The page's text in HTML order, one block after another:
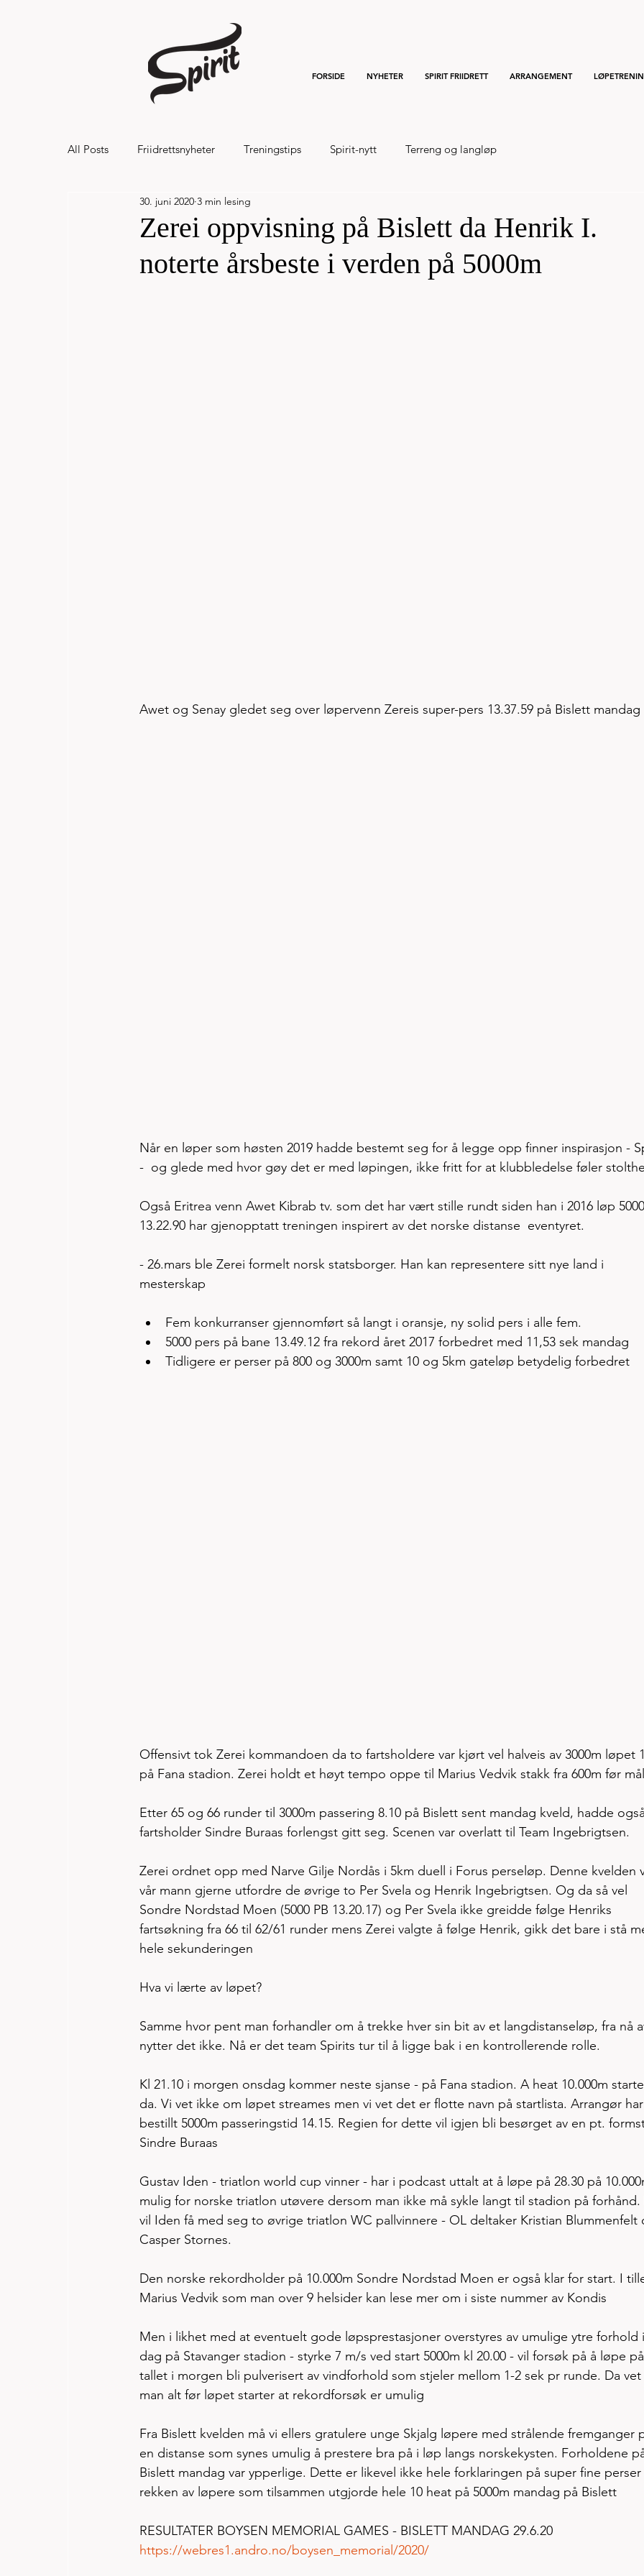
FORSIDE NYHETER SPIRIT FRIIDRETT ARRANGEMENT
All Posts Friidrettsnyheter Treningstips Spirit-nytt Terreng og langløp
Hålandsvannet halvmaraton og 7km 20
Zerei oppvisning på Bislett da Henrik I.
noterte årsbeste i verden på 5000m
30. juni 2020 3 min lesing
Awet og Senay gledet seg over løpervenn Zereis super-pers 13.37.59 på Bislett mandag
Når en løper som høsten 2019 hadde bestemt seg for å legge opp finner inspirasjon -
-  og glede med hvor gøy det er med løpingen, ikke fritt for at klubbledelse føler
Også Eritrea venn Awet Kibrab tv. som det har vært stille rundt siden han i 2016 løp
13.22.90 har gjenopptatt treningen inspirert av det norske distanse  eventyret.
- 26.mars ble Zerei formelt norsk statsborger. Han kan representere sitt nye land i
mesterskap
Fem konkurranser gjennomført så langt i oransje, ny solid pers i alle fem.
5000 pers på bane 13.49.12 fra rekord året 2017 forbedret med 11,53 sek mandag
Tidligere er perser på 800 og 3000m samt 10 og 5km gateløp betydelig forbedret
Offensivt tok Zerei kommandoen da to fartsholdere var kjørt vel halveis av 3000m løpet
på Fana stadion. Zerei holdt et høyt tempo oppe til Marius Vedvik stakk fra 600m før
Etter 65 og 66 runder til 3000m passering 8.10 på Bislett sent mandag kveld, hadde
fartsholder Sindre Buraas forlengst gitt seg. Scenen var overlatt til Team Ingebrigtsen.
Zerei ordnet opp med Narve Gilje Nordås i 5km duell i Forus perseløp. Denne kvelden
vår mann gjerne utfordre de øvrige to Per Svela og Henrik Ingebrigtsen. Og da så vel
Sondre Nordstad Moen (5000 PB 13.20.17) og Per Svela ikke greidde følge Henriks
fartsøkning fra 66 til 62/61 runder mens Zerei valgte å følge Henrik, gikk det bare i stå
hele sekunderingen
Hva vi lærte av løpet?
Samme hvor pent man forhandler om å trekke hver sin bit av et langdistanseløp, fra nå
nytter det ikke. Nå er det team Spirits tur til å ligge bak i en kontrollerende rolle.
Kl 21.10 i morgen onsdag kommer neste sjanse - på Fana stadion. A heat 10.000m
da. Vi vet ikke om løpet streames men vi vet det er flotte navn på startlista. Arrangør har
bestillt 5000m passeringstid 14.15. Regien for dette vil igjen bli besørget av en pt.
Sindre Buraas
Gustav Iden - triatlon world cup vinner - har i podcast uttalt at å løpe på 28.30 på
mulig for norske triatlon utøvere dersom man ikke må sykle langt til stadion på forhånd.
vil Iden få med seg to øvrige triatlon WC pallvinnere - OL deltaker Kristian Blummenfelt
Casper Stornes.
Den norske rekordholder på 10.000m Sondre Nordstad Moen er også klar for start. I
Marius Vedvik som man over 9 helsider kan lese mer om i siste nummer av Kondis
Men i likhet med at eventuelt gode løpsprestasjoner overstyres av umulige ytre forhold i
dag på Stavanger stadion - styrke 7 m/s ved start 5000m kl 20.00 - vil forsøk på å løpe
tallet i morgen bli pulverisert av vindforhold som stjeler mellom 1-2 sek pr runde. Da vet
man alt før løpet starter at rekordforsøk er umulig
Fra Bislett kvelden må vi ellers gratulere unge Skjalg løpere med strålende fremganger
en distanse som synes umulig å prestere bra på i løp langs norskekysten. Forholdene
Bislett mandag var ypperlige. Dette er likevel ikke hele forklaringen på super fine perser
rekken av løpere som tilsammen utgjorde hele 10 heat på 5000m mandag på Bislett
RESULTATER BOYSEN MEMORIAL GAMES - BISLETT MANDAG 29.6.20
https://webres1.andro.no/boysen_memorial/2020/